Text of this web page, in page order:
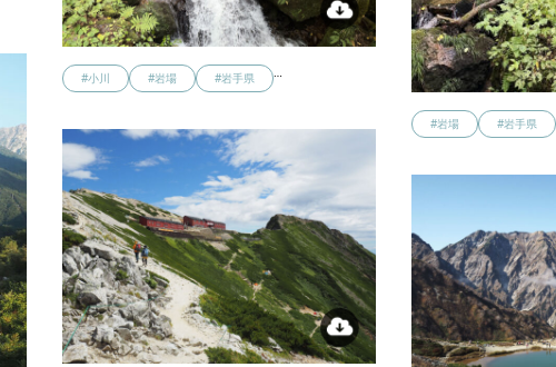
#岩場 #岩手県
#小川 #岩場 #岩手県 …